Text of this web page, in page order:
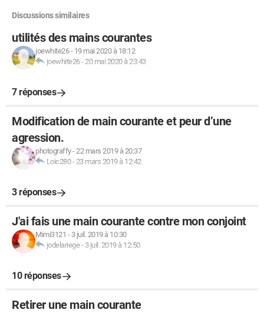
Discussions similaires
utilités des mains courantes
joewhite26- 19 mai 2020 à 18:12
joewhite26-20 mai 2020 à 23:43
7 réponses
Modification de main courante et peur d’une
agression.
photograffy-22 mars 2019 à 20:37
Loic280-23 mars 2019 à 12:42
3 réponses
J'ai fais une main courante contre mon conjoint
Mimi3121 - 3 juil. 2019 à 10:30
jodelariege- 3 juil. 2019 à 12:50
10 réponses
Retirer une main courante